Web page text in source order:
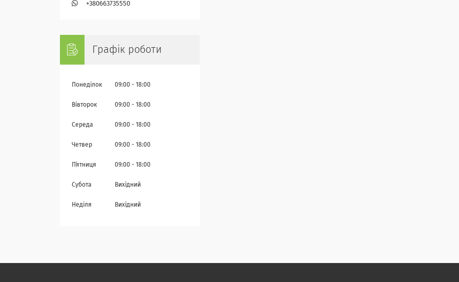
+380663735550
Графік роботи
Понеділок 09:00 18:00
Вівторок 09:00 18:00
Середа 09:00 18:00
Четвер 09:00 18:00
Пʼятниця 09:00 18:00
Субота Вихідний
Неділя Вихідний